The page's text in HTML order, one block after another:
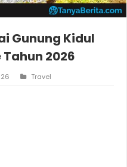
Gunung Kidul
2026
Travel